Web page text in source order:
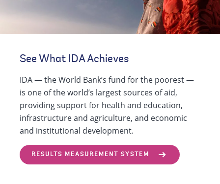
See What IDA Achieves
IDA — the World Bank’s fund for the poorest —
is one of the world’s largest sources of aid,
providing support for health and education,
infrastructure and agriculture, and economic
and institutional development.
RESULTS MEASUREMENT SYSTEM